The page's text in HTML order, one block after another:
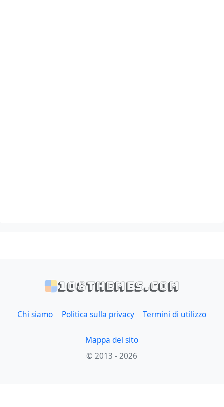
108themes.com
Chi siamo Politica sulla privacy Termini di utilizzo
Mappa del sito
© 2013 - 2026